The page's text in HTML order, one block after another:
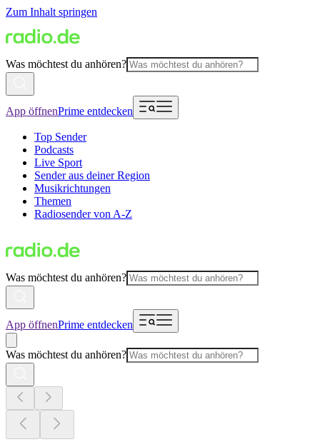
Zum Inhalt springen
Was möchtest du anhören?
App öffnenPrime entdecken
Top Sender
Podcasts
Live Sport
Sender aus deiner Region
Musikrichtungen
Themen
Radiosender von A-Z
Was möchtest du anhören?
App öffnenPrime entdecken
Was möchtest du anhören?